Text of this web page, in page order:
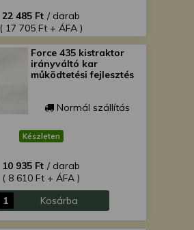
22 485 Ft / darab
( 17 705 Ft + ÁFA )
Force 435 kistraktor
irányváltó kar
működtetési fejlesztés
Normál szállítás
Készleten
10 935 Ft / darab
( 8 610 Ft + ÁFA )
Kosárba